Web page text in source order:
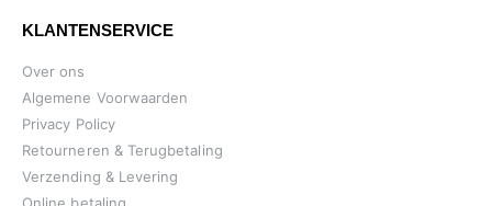
KLANTENSERVICE
Over ons
Algemene Voorwaarden
Privacy Policy
Retourneren & Terugbetaling
Verzending & Levering